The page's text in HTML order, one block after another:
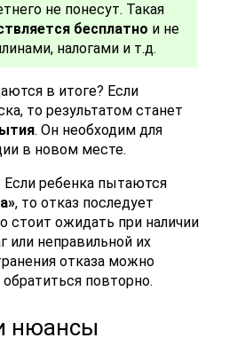
не понесут. Такая
бесплатно и не
налогами и т.д.
в итоге? Если
то результатом станет
. Он необходим для
в новом месте.
Если ребенка пытаются
, то отказ последует
стоит ожидать при наличии
или неправильной их
отказа можно
повторно.
нюансы